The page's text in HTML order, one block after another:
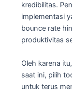
kredibilitas.
implementasi
bounce rate
produktivitas
Oleh karena
saat ini, pilih
untuk terus